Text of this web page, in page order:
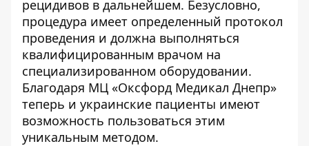
рецидивов в дальнейшем. Безусловно,
процедура имеет определенный протокол
проведения и должна выполняться
квалифицированным врачом на
специализированном оборудовании.
Благодаря МЦ «Оксфорд Медикал Днепр»
теперь и украинские пациенты имеют
возможность пользоваться этим
уникальным методом.